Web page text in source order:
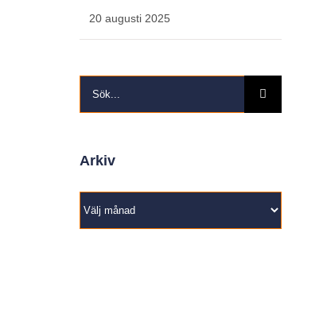
20 augusti 2025
Sök
efter:
Arkiv
Arkiv